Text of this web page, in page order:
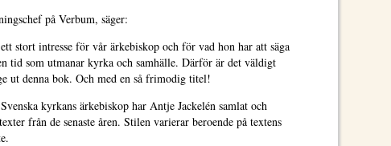
på Verbum, säger:
intresse för vår ärkebiskop och för vad hon har att säga
tid som utmanar kyrka och samhälle. Därför är det väldigt
ut denna bok. Och med en så frimodig titel!
kyrkans ärkebiskop har Antje Jackelén samlat och
från de senaste åren. Stilen varierar beroende på textens